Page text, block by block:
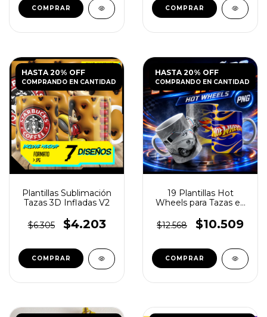
HASTA 20% OFF
COMPRANDO EN CANTIDAD
Plantillas Sublimación
Tazas 3D Infladas V2
$6.305 $4.203
HASTA 20% OFF
COMPRANDO EN CANTIDAD
19 Plantillas Hot
Wheels para Tazas en
$12.568
$10.509